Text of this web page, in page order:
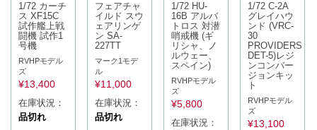
1/72 カーチ
ス XF15C
試作艦上戦
闘機 試作1
号機
RVHPモデル
ズ
¥13,400
在庫状況：
品切れ
フェアチャ
イルド スウ
ェアリンゲ
ン SA-
227TT
マーク1モデ
ル
¥11,000
在庫状況：
品切れ
1/72 HU-
16B アルバ
トロス 対潜
哨戒機 (ギ
リシャ、ノ
ルウェー、
スペイン)
RVHPモデル
ズ
¥5,800
在庫状況：
1/72 C-2A
グレイハウ
ンド (VRC-
30
PROVIDERS
DET-5)レジ
ンコンバー
ジョンキッ
ト
RVHPモデル
ズ
¥13,100